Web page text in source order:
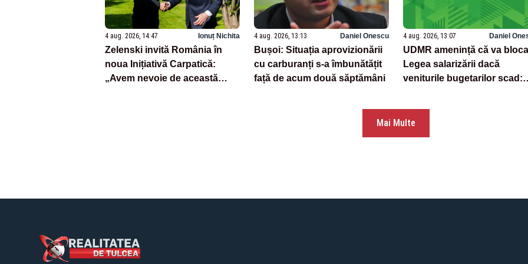
4 aug. 2026, 14:47 Ionuț Nichita
Zelenski invită România în
noua Inițiativă Carpatică:
„Avem nevoie de această
4 aug. 2026, 13:13 Daniel Onescu
Bușoi: Situația aprovizionării
cu carburanți s-a îmbunătățit
față de acum două săptămâni
4 aug. 2026, 13:07 Daniel
UDMR amenință că va bloca
Legea salarizării dacă
veniturile bugetarilor scad:
Mai Multe